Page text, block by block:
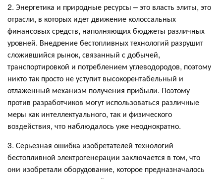
2. Энергетика и природные ресурсы – это власть элиты, это
отрасли, в которых идет движение колоссальных
финансовых средств, наполняющих бюджеты различных
уровней. Внедрение бестопливных технологий разрушит
сложившийся рынок, связанный с добычей,
транспортировкой и потреблением углеводородов, поэтому
никто так просто не уступит высокорентабельный и
отлаженный механизм получения прибыли. Поэтому
против разработчиков могут использоваться различные
меры как интеллектуального, так и физического
воздействия, что наблюдалось уже неоднократно.
3. Серьезная ошибка изобретателей технологий
бестопливной электрогенерации заключается в том, что
они изобретали оборудование, которое предназначалось